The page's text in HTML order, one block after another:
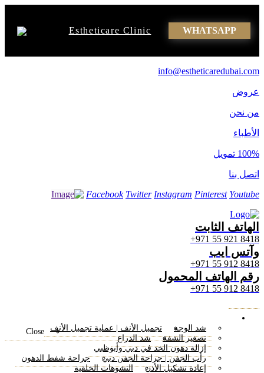
Estheticare Clinic WHATSAPP
info@estheticaredubai.com
عروض
من نحن
الأطباء
100% تمويل
اتصل بنا
Facebook Twitter Instagram Pinterest Youtube
الهاتف الثابت
8418 921 55 971+
وآتس ایب
8418 912 55 971+
رقم الهاتف المحمول
8418 912 55 971+
شد الوجه
تجميل الأنف | عملية تجميل الأنف
تصغير الشفة
شد الذراع
إزالة دهون الخد في دبي وأبوظبي
رأب الجفن | جراحة الجفن دبي
جراحة شفط الدهون
إعادة تشكيل الأذن
التشوهات الخلقية
Close